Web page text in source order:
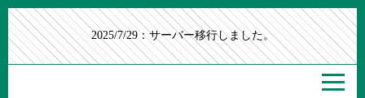
2025/7/29：サーバー移行しました。